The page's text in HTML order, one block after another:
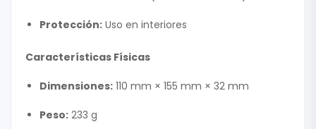
Protección: Uso en interiores
Características Físicas
Dimensiones: 110 mm × 155 mm × 32 mm
Peso: 233 g